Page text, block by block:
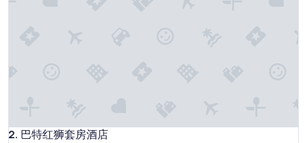
2. 巴特红狮套房酒店
巴特红狮套房酒店